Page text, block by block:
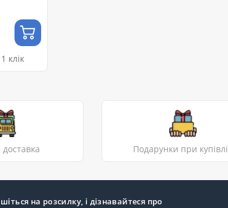
клік
Подарунки при купівлі
на розсилку, і дізнавайтеся про